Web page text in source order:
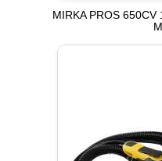
MIRKA PROS 650CV